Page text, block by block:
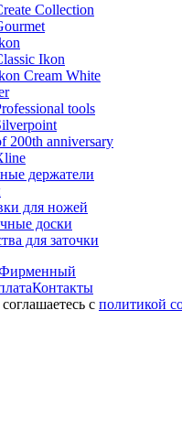
Collection
Ikon
Cream White
tools
200th anniversary
держатели
для ножей
доски
для заточки
Контакты
с политикой